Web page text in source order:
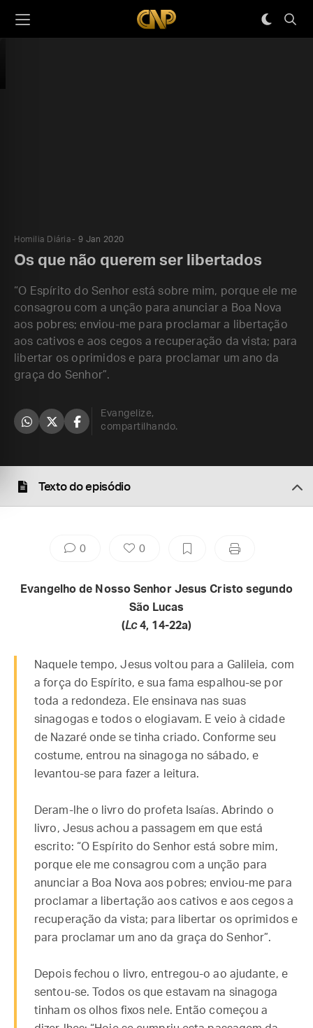
Homilia Diária 9 Jan 2020
Os que não querem ser libertados
“O Espírito do Senhor está sobre mim, porque ele me
consagrou com a unção para anunciar a Boa Nova
aos pobres; enviou-me para proclamar a libertação
aos cativos e aos cegos a recuperação da vista; para
libertar os oprimidos e para proclamar um ano da
graça do Senhor”.
Evangelize,
compartilhando.
Texto do episódio
0 0
Evangelho de Nosso Senhor Jesus Cristo segundo
São Lucas
(Lc4, 14-22a)
Naquele tempo, Jesus voltou para a Galileia, com
a força do Espírito, e sua fama espalhou-se por
toda a redondeza. Ele ensinava nas suas
sinagogas e todos o elogiavam. E veio à cidade
de Nazaré onde se tinha criado. Conforme seu
costume, entrou na sinagoga no sábado, e
levantou-se para fazer a leitura.
Deram-lhe o livro do profeta Isaías. Abrindo o
livro, Jesus achou a passagem em que está
escrito: “O Espírito do Senhor está sobre mim,
porque ele me consagrou com a unção para
anunciar a Boa Nova aos pobres; enviou-me para
proclamar a libertação aos cativos e aos cegos a
recuperação da vista; para libertar os oprimidos e
para proclamar um ano da graça do Senhor”.
Depois fechou o livro, entregou-o ao ajudante, e
sentou-se. Todos os que estavam na sinagoga
tinham os olhos fixos nele. Então começou a